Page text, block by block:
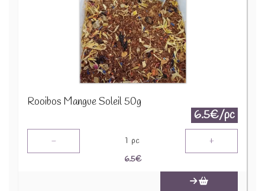
Rooibos Mangue Soleil 50g
6.5€/pc
- 1 pc +
6.5€